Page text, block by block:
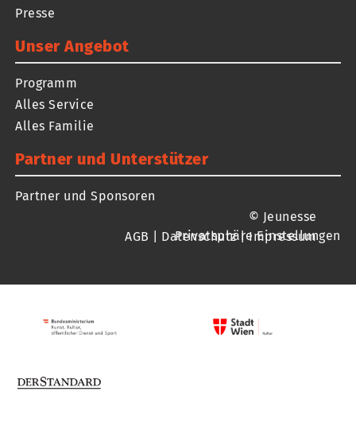
Presse
Unser Angebot
Programm
Alles Service
Alles Familie
Partner und Unterstützer
Partner und Sponsoren
© Jeunesse
AGB
Datenschutz|Impressum
Privatsphäre Einstellungen